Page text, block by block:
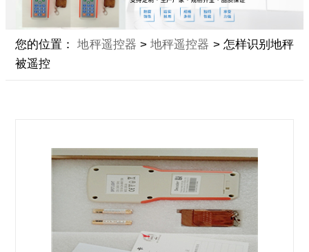
您的位置：地秤遥控器 >地秤遥控器 > 怎样识别地秤
被遥控